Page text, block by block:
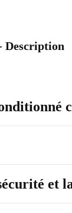
Description
et